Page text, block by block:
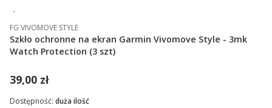
FG VIVOMOVE STYLE
Szkło ochronne na ekran Garmin Vivomove Style - 3mk
Watch Protection (3 szt)
39,00 zł
Dostępność: duża ilość